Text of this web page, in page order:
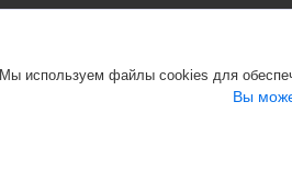
Мы используем файлы cookies для
Вы